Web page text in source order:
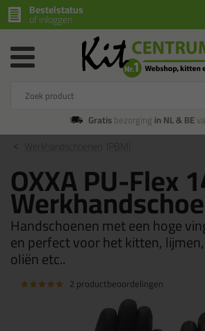
Bestelstatus
of inloggen
Gratisbezorging in NL & BE
OXXA PU-Flex
Handschoenen met een hoge
en perfect voor het kitten,
oliën etc..
2 productbeoordelingen